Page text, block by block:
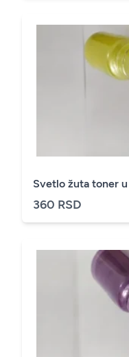
Svetlo žuta toner
360 RSD